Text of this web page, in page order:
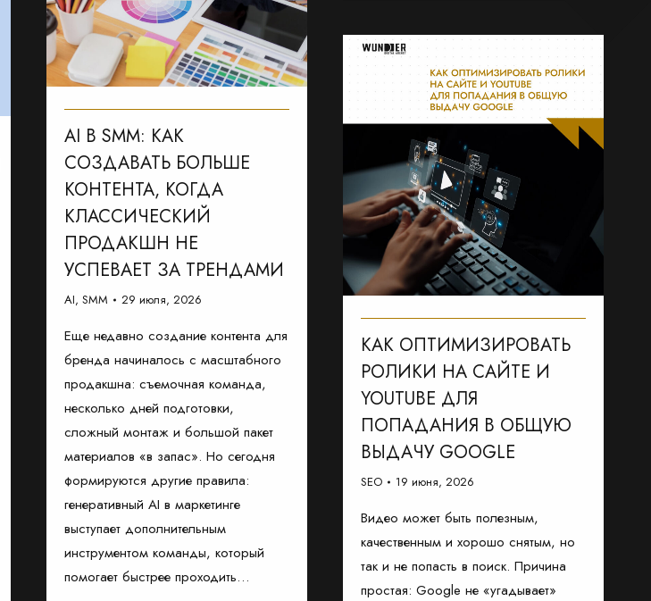
AI В SMM: КАК
СОЗДАВАТЬ БОЛЬШЕ
КОНТЕНТА, КОГДА
КЛАССИЧЕСКИЙ
ПРОДАКШН НЕ
УСПЕВАЕТ ЗА ТРЕНДАМИ
AI, SMM 29 июля, 2026
Еще недавно создание контента для
бренда начиналось с масштабного
продакшна: съемочная команда,
несколько дней подготовки,
сложный монтаж и большой пакет
материалов «в запас». Но сегодня
формируются другие правила:
генеративный AI в маркетинге
выступает дополнительным
инструментом команды, который
помогает быстрее проходить…
КАК ОПТИМИЗИРОВАТЬ
РОЛИКИ НА САЙТЕ И
YOUTUBE ДЛЯ
ПОПАДАНИЯ В ОБЩУЮ
ВЫДАЧУ GOOGLE
SEO 19 июня, 2026
Видео может быть полезным,
качественным и хорошо снятым, но
так и не попасть в поиск. Причина
простая: Google не «угадывает»